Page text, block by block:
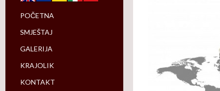
POČETNA
SMJEŠTAJ
GALERIJA
KRAJOLIK
KONTAKT